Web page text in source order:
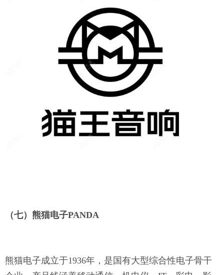
（七）熊猫电子PANDA
熊猫电子成立于1936年，是国有大型综合性电子骨干